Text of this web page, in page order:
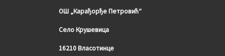
ОШ „Карађорђе Петровић“
Село Крушевица
16210 Власотинце